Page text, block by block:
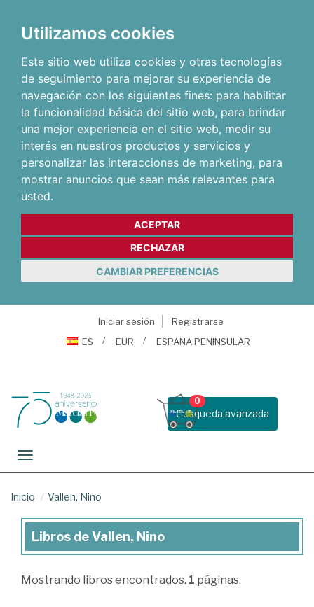
Utilizamos cookies
Este sitio web utiliza cookies y otras tecnologías
de seguimiento para mejorar su experiencia de
navegación con los siguientes fines: para habilitar
la funcionalidad básica del sitio web, para brindar
una mejor experiencia en el sitio web, medir su
interés en nuestros productos y servicios y
personalizar las interacciones de marketing, para
mostrar anuncios que sean más relevantes para
usted.
ACEPTAR
RECHAZAR
CAMBIAR PREFERENCIAS
Iniciar sesión
Registrarse
ES
EUR ESPAÑA PENINSULAR
Busqueda avanzada
0
Toggle navigation
Inicio Vallen, Nino
Libros
Vallen,
Libros de Vallen, Nino
Mostrando libros encontrados. 1 páginas.